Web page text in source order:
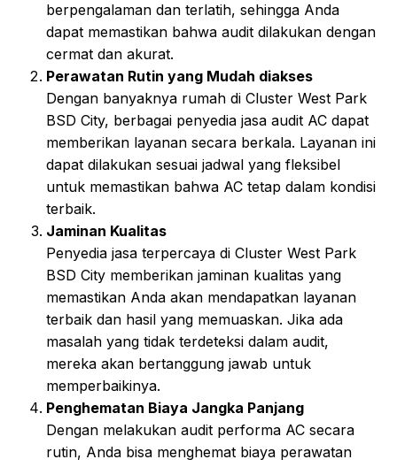
berpengalaman dan terlatih, sehingga Anda
dapat memastikan bahwa audit dilakukan dengan
cermat dan akurat.
Perawatan Rutin yang Mudah diakses
Dengan banyaknya rumah di Cluster West Park
BSD City, berbagai penyedia jasa audit AC dapat
memberikan layanan secara berkala. Layanan ini
dapat dilakukan sesuai jadwal yang fleksibel
untuk memastikan bahwa AC tetap dalam kondisi
terbaik.
Jaminan Kualitas
Penyedia jasa terpercaya di Cluster West Park
BSD City memberikan jaminan kualitas yang
memastikan Anda akan mendapatkan layanan
terbaik dan hasil yang memuaskan. Jika ada
masalah yang tidak terdeteksi dalam audit,
mereka akan bertanggung jawab untuk
memperbaikinya.
Penghematan Biaya Jangka Panjang
Dengan melakukan audit performa AC secara
rutin, Anda bisa menghemat biaya perawatan